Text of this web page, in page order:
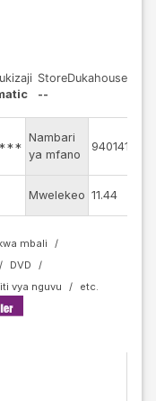
StoreDukahouse
--
Nambari
ya mfano
940141
Mwelekeo 11.44
mbali
DVD
vya nguvu